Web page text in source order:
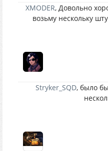
XMODER, Довольно
возьму нескольку
Stryker_SQD, было